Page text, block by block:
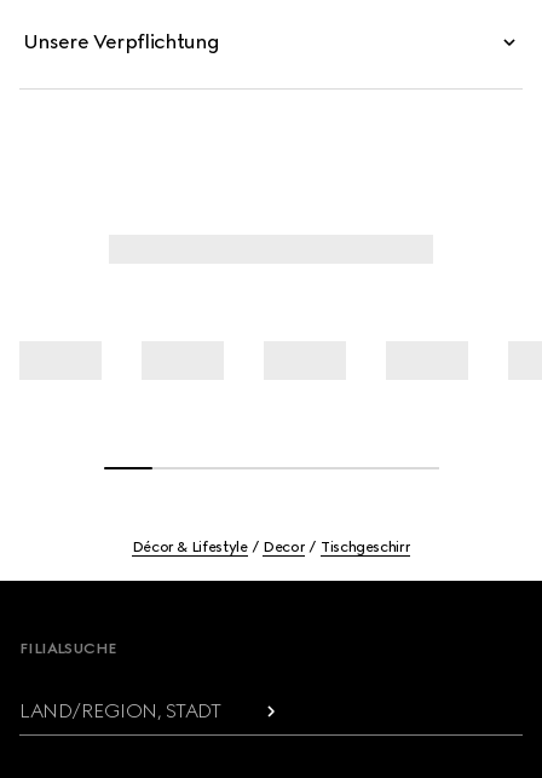
Unsere Verpflichtung
Décor & Lifestyle Decor Tischgeschirr
FILIALSUCHE
LAND/REGION, STADT